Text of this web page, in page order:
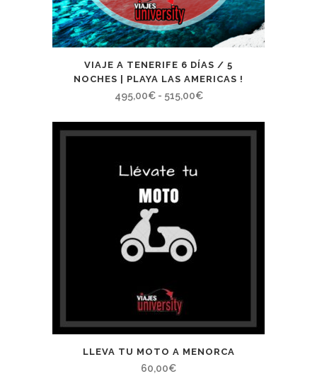
VIAJE A TENERIFE 6 DÍAS / 5
NOCHES | PLAYA LAS AMERICAS !
495,00€ - 515,00€Rango
precios:
LLEVA TU MOTO A MENORCA
60,00€